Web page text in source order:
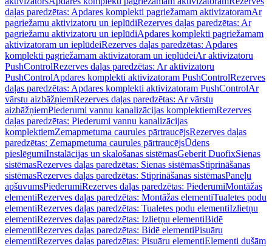
daļas paredzētas: Apdares komplekti pagriežamam aktivizatoramAr
pagriežamu aktivizatoru un ieplūdiRezerves daļas paredzētas: Ar
pagriežamu aktivizatoru un ieplūdiApdares komplekti pagriežamam
aktivizatoram un ieplūdeiRezerves daļas paredzētas: Apdares
komplekti pagriežamam aktivizatoram un ieplūdeiAr aktivizatoru
PushControlRezerves daļas paredzētas: Ar aktivizatoru
PushControlApdares komplekti aktivizatoram PushControlRezerves
daļas paredzētas: Apdares komplekti aktivizatoram PushControlAr
vārstu aizbāžņiemRezerves daļas paredzētas: Ar vārstu
aizbāžņiemPiederumi vannu kanalizācijas komplektiemRezerves
daļas paredzētas: Piederumi vannu kanalizācijas
komplektiemZemapmetuma caurules pārtraucējsRezerves daļas
paredzētas: Zemapmetuma caurules pārtraucējsŪdens
pieslēgumiInstalācijas un skalošanas sistēmasGeberit DuofixSienas
sistēmasRezerves daļas paredzētas: Sienas sistēmasStiprināšanas
sistēmasRezerves daļas paredzētas: Stiprināšanas sistēmasPaneļu
apšuvumsPiederumiRezerves daļas paredzētas: PiederumiMontāžas
elementiRezerves daļas paredzētas: Montāžas elementiTualetes podu
elementiRezerves daļas paredzētas: Tualetes podu elementiIzlietņu
elementiRezerves daļas paredzētas: Izlietņu elementiBidē
elementiRezerves daļas paredzētas: Bidē elementiPisuāru
elementiRezerves daļas paredzētas: Pisuāru elementiElementi dušām